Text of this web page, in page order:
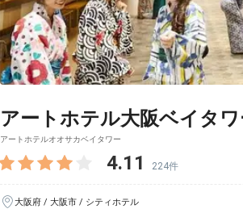
アートホテル大阪ベイタワ
アートホテルオオサカベイタワー
4.11 224件
大阪府 / 大阪市 / シティホテル